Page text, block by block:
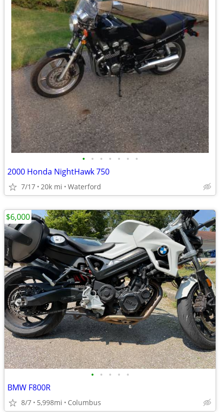
• • • • • • •
2000 Honda NightHawk 750
7/17 20k mi Waterford
• • • • •
BMW F800R
8/7 5,998mi Columbus
$6,000